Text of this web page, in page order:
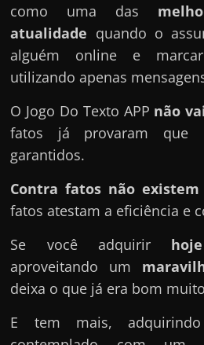
como uma das
atualidade quando o
alguém online e
utilizando apenas
O Jogo Do Texto APP não
fatos já provaram que
garantidos.
Contra fatos não
fatos atestam a eficiência e
Se você adquirir
aproveitando um
deixa o que já era bom
E tem mais,